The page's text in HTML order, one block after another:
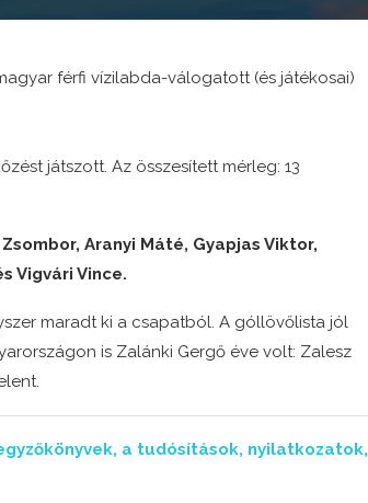
férfi vízilabda-válogatott (és játékosai)
játszott. Az összesített mérleg: 13
Aranyi Máté, Gyapjas Viktor,
Vigvári Vince.
maradt ki a csapatból. A góllövőlista jól
is Zalánki Gergő éve volt: Zalesz
(jegyzőkönyvek, a tudósítások, nyilatkozatok,